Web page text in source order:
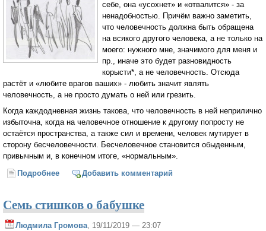
себе, она «усохнет» и «отвалится» - за
ненадобностью. Причём важно заметить,
что человечность должна быть обращена
на всякого другого человека, а не только на
моего: нужного мне, значимого для меня и
пр., иначе это будет разновидность
корысти*, а не человечность. Отсюда
растёт и «любите врагов ваших» - любить значит являть
человечность, а не просто думать о ней или грезить.
Когда каждодневная жизнь такова, что человечность в ней неприлично
избыточна, когда на человечное отношение к другому попросту не
остаётся пространства, а также сил и времени, человек мутирует в
сторону бесчеловечности. Бесчеловечное становится обыденным,
привычным и, в конечном итоге, «нормальным».
Подробнее о Если не пользоваться человечностью в себе, она
Добавить комментарий
Семь стишков о бабушке
Людмила Громова, 19/11/2019 — 23:07